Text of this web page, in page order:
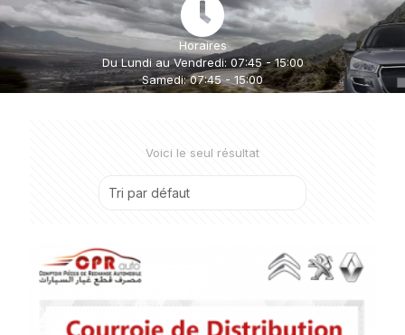
Horaires
Du Lundi au Vendredi: 07:45 - 15:00
Samedi: 07:45 - 15:00
Voici le seul résultat